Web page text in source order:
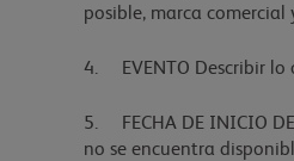
posible, marca
4. EVENTO Describir lo
5. FECHA DE INICIO
no se encuentra